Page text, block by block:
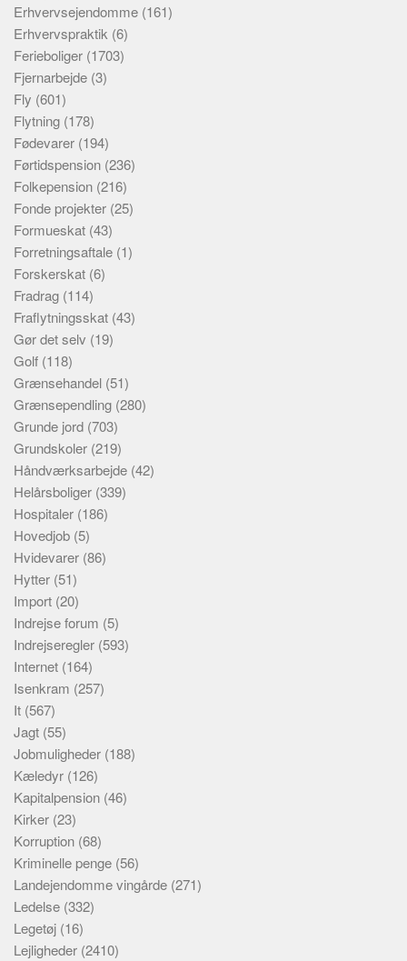
Erhvervsejendomme (161)
Erhvervspraktik (6)
Ferieboliger (1703)
Fjernarbejde (3)
Fly (601)
Flytning (178)
Fødevarer (194)
Førtidspension (236)
Folkepension (216)
Fonde projekter (25)
Formueskat (43)
Forretningsaftale (1)
Forskerskat (6)
Fradrag (114)
Fraflytningsskat (43)
Gør det selv (19)
Golf (118)
Grænsehandel (51)
Grænsependling (280)
Grunde jord (703)
Grundskoler (219)
Håndværksarbejde (42)
Helårsboliger (339)
Hospitaler (186)
Hovedjob (5)
Hvidevarer (86)
Hytter (51)
Import (20)
Indrejse forum (5)
Indrejseregler (593)
Internet (164)
Isenkram (257)
It (567)
Jagt (55)
Jobmuligheder (188)
Kæledyr (126)
Kapitalpension (46)
Kirker (23)
Korruption (68)
Kriminelle penge (56)
Landejendomme vingårde (271)
Ledelse (332)
Legetøj (16)
Lejligheder (2410)